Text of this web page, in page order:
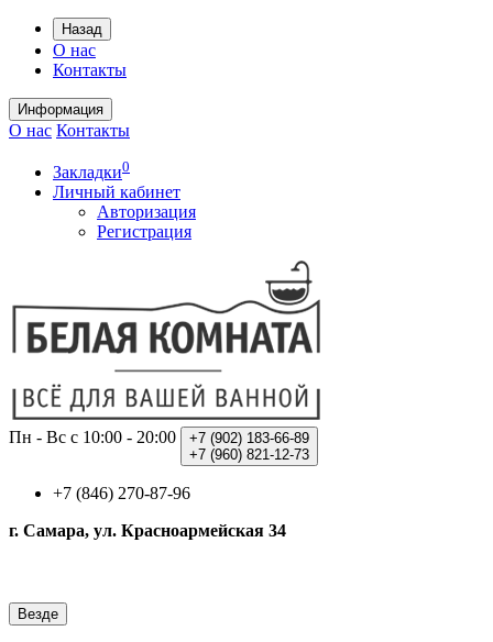
Назад
О нас
Контакты
Информация
О нас Контакты
Закладки0
Личный кабинет
Авторизация
Регистрация
Пн - Вс с 10:00 - 20:00 +7 (902) 183-66-89
+7 (960) 821-12-73
+7 (846) 270-87-96
г. Самара, ул. Красноармейская 34
Везде